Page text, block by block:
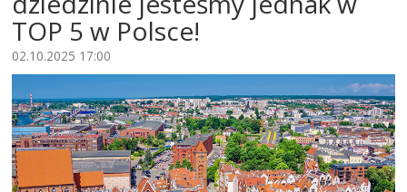
TOP 5 w Polsce!
02.10.2025 17:00